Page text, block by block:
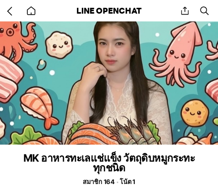
back
to
home
LINE OPENCHAT share
MK อาหารทะเลแช่แข็ง วัตถุดิบหมูกระทะ
ทุกชนิด
สมาชิก 164
โน้ต 1